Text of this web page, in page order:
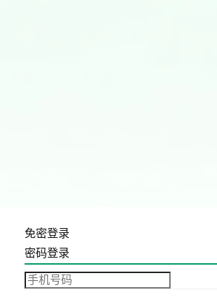
免密登录
密码登录